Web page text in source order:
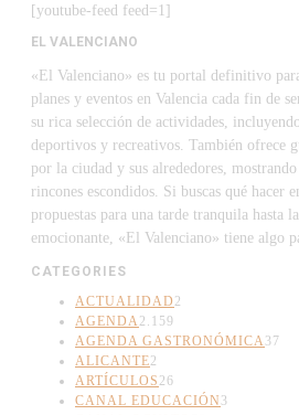
[youtube-feed feed=1]
EL VALENCIANO
«El Valenciano» es tu portal definitivo
planes y eventos en Valencia cada fin de
su rica selección de actividades,
deportivos y recreativos. También ofrece
por la ciudad y sus alrededores,
rincones escondidos. Si buscas qué hacer
propuestas para una tarde tranquila hasta
emocionante, «El Valenciano» tiene algo
CATEGORIES
ACTUALIDAD 2
AGENDA 2.159
AGENDA GASTRONÓMICA 37
ALICANTE2
ARTÍCULOS 26
CANAL EDUCACIÓN 3